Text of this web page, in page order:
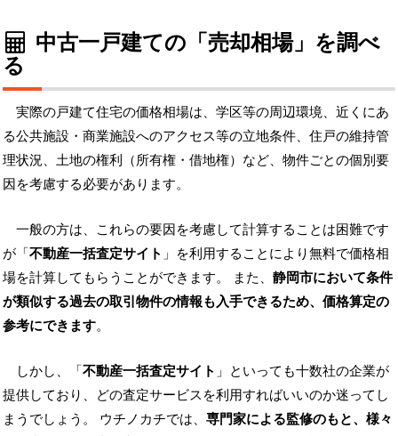
中古一戸建ての「売却相場」を調べ
る
実際の戸建て住宅の価格相場は、学区等の周辺環境、近くにあ
る公共施設・商業施設へのアクセス等の立地条件、住戸の維持管
理状況、土地の権利（所有権・借地権）など、物件ごとの個別要
因を考慮する必要があります。
一般の方は、これらの要因を考慮して計算することは困難です
が「不動産一括査定サイト 」を利用することにより無料で価格相
場を計算してもらうことができます。 また、 静岡市において条件
が類似する過去の取引物件の情報も入手できるため、価格算定の
参考にできます。
しかし、「不動産一括査定サイト 」といっても十数社の企業が
提供しており、どの査定サービスを利用すればいいのか迷ってし
まうでしょう。 ウチノカチでは、 専門家による監修のもと、様々